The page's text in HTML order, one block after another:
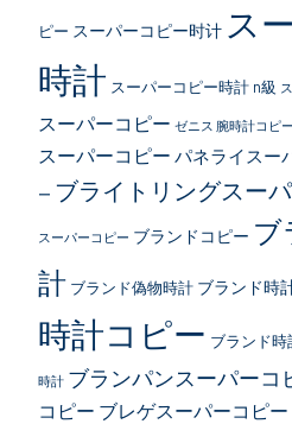
ピー スーパーコピー时计 ス
時計 スーパーコピー時計 n級
スーパーコピー ゼニス 腕時計コピー
スーパーコピー パネライスー
ー ブライトリングスー
スーパーコピー ブランドコピー ブ
計 ブランド偽物時計 ブランド時
時計コピー ブランド時
時計 ブランパンスーパーコ
コピー ブレゲスーパーコピー